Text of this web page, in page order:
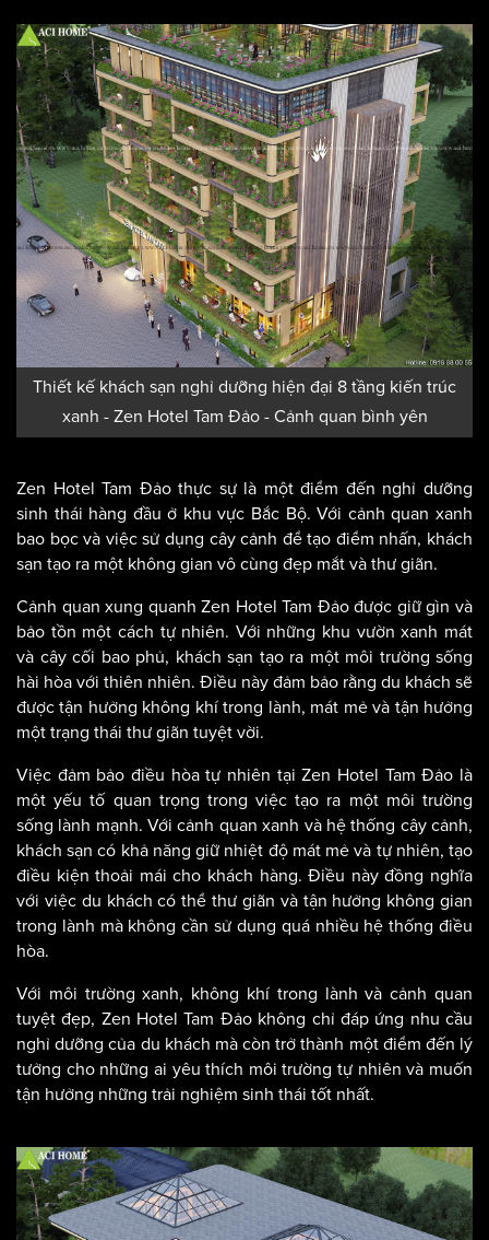
Thiết kế khách sạn nghỉ dưỡng hiện đại 8 tầng kiến trúc
xanh - Zen Hotel Tam Đảo - Cảnh quan bình yên
Zen Hotel Tam Đảo thực sự là một điểm đến nghỉ dưỡng
sinh thái hàng đầu ở khu vực Bắc Bộ. Với cảnh quan xanh
bao bọc và việc sử dụng cây cảnh để tạo điểm nhấn, khách
sạn tạo ra một không gian vô cùng đẹp mắt và thư giãn.
Cảnh quan xung quanh Zen Hotel Tam Đảo được giữ gìn và
bảo tồn một cách tự nhiên. Với những khu vườn xanh mát
và cây cối bao phủ, khách sạn tạo ra một môi trường sống
hài hòa với thiên nhiên. Điều này đảm bảo rằng du khách sẽ
được tận hưởng không khí trong lành, mát mẻ và tận hưởng
một trạng thái thư giãn tuyệt vời.
Việc đảm bảo điều hòa tự nhiên tại Zen Hotel Tam Đảo là
một yếu tố quan trọng trong việc tạo ra một môi trường
sống lành mạnh. Với cảnh quan xanh và hệ thống cây cảnh,
khách sạn có khả năng giữ nhiệt độ mát mẻ và tự nhiên, tạo
điều kiện thoải mái cho khách hàng. Điều này đồng nghĩa
với việc du khách có thể thư giãn và tận hưởng không gian
trong lành mà không cần sử dụng quá nhiều hệ thống điều
hòa.
Với môi trường xanh, không khí trong lành và cảnh quan
tuyệt đẹp, Zen Hotel Tam Đảo không chỉ đáp ứng nhu cầu
nghỉ dưỡng của du khách mà còn trở thành một điểm đến lý
tưởng cho những ai yêu thích môi trường tự nhiên và muốn
tận hưởng những trải nghiệm sinh thái tốt nhất.